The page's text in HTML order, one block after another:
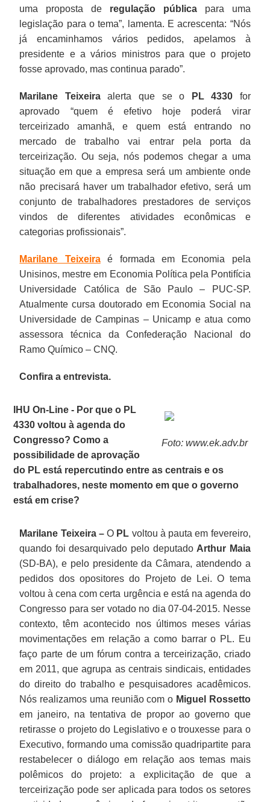
uma proposta de regulação públicapara uma
legislação para o tema”, lamenta. E acrescenta: “Nós
já encaminhamos vários pedidos, apelamos à
presidente e a vários ministros para que o projeto
fosse aprovado, mas continua parado”.
Marilane Teixeiraalerta que se o PL 4330 for
aprovado “quem é efetivo hoje poderá virar
terceirizado amanhã, e quem está entrando no
mercado de trabalho vai entrar pela porta da
terceirização. Ou seja, nós podemos chegar a uma
situação em que a empresa será um ambiente onde
não precisará haver um trabalhador efetivo, será um
conjunto de trabalhadores prestadores de serviços
vindos de diferentes atividades econômicas e
categorias profissionais”.
Marilane Teixeiraé formada em Economia pela
Unisinos, mestre em Economia Política pela Pontifícia
Universidade Católica de São Paulo – PUC-SP.
Atualmente cursa doutorado em Economia Social na
Universidade de Campinas – Unicamp e atua como
assessora técnica da Confederação Nacional do
Ramo Químico – CNQ.
Confira a entrevista.
Foto: www.ek.adv.br
IHU On-Line - Por que o PL
4330 voltou à agenda do
Congresso? Como a
possibilidade de aprovação
do PL está repercutindo entre as centrais e os
trabalhadores, neste momento em que o governo
está em crise?
Marilane Teixeira –O PL voltou à pauta em fevereiro,
quando foi desarquivado pelo deputado Arthur Maia
(SD-BA), e pelo presidente da Câmara, atendendo a
pedidos dos opositores do Projeto de Lei. O tema
voltou à cena com certa urgência e está na agenda do
Congresso para ser votado no dia 07-04-2015. Nesse
contexto, têm acontecido nos últimos meses várias
movimentações em relação a como barrar o PL. Eu
faço parte de um fórum contra a terceirização, criado
em 2011, que agrupa as centrais sindicais, entidades
do direito do trabalho e pesquisadores acadêmicos.
Nós realizamos uma reunião com o Miguel Rossetto
em janeiro, na tentativa de propor ao governo que
retirasse o projeto do Legislativo e o trouxesse para o
Executivo, formando uma comissão quadripartite para
restabelecer o diálogo em relação aos temas mais
polêmicos do projeto: a explicitação de que a
terceirização pode ser aplicada para todos os setores